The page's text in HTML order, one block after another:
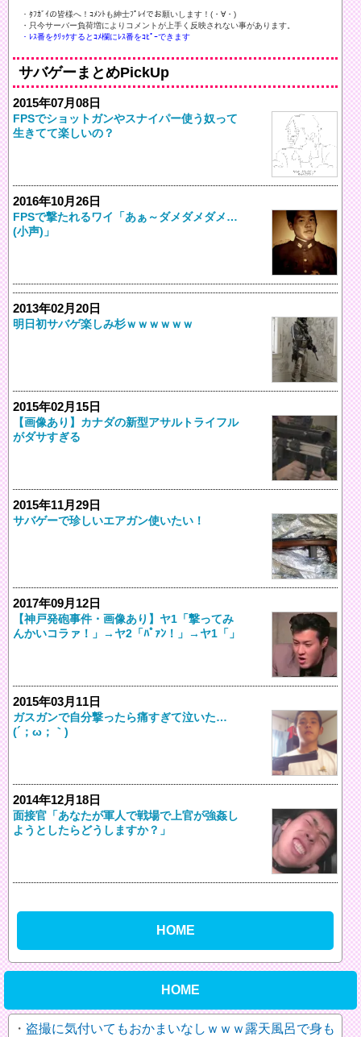
・ﾀﾌｶﾞｲの皆様へ！ｺﾒﾝﾄも紳士ﾌﾟﾚｲでお願いします！(・∀・)ゞ
・只今サーバー負荷増によりコメントが上手く反映されない事があります。
・ﾚｽ番をｸﾘｯｸするとｺﾒ欄にﾚｽ番をｺﾋﾟｰできます
サバゲーまとめPickUp
2015年07月08日
FPSでショットガンやスナイパー使う奴って
生きてて楽しいの？
2016年10月26日
FPSで撃たれるワイ「あぁ～ダメダメダメ…
(小声)」
2013年02月20日
明日初サバゲ楽しみ杉ｗｗｗｗｗｗ
2015年02月15日
【画像あり】カナダの新型アサルトライフル
がダサすぎる
2015年11月29日
サバゲーで珍しいエアガン使いたい！
2017年09月12日
【神戸発砲事件・画像あり】ヤ1「撃ってみ
んかいコラァ！」→ヤ2「ﾊﾟｧﾝ！」→ヤ1「」
2015年03月11日
ガスガンで自分撃ったら痛すぎて泣いた…
(´；ω；｀)
2014年12月18日
面接官「あなたが軍人で戦場で上官が強姦し
ようとしたらどうしますか？」
HOME
HOME
盗撮に気付いてもおかまいなしｗｗｗ露天風呂で身も